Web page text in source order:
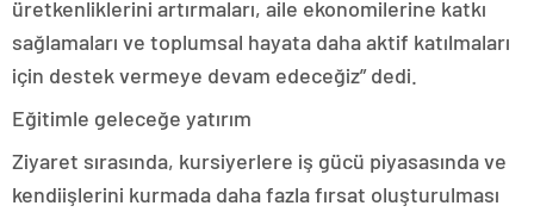
üretkenliklerini artırmaları, aile ekonomilerine katkı
sağlamaları ve toplumsal hayata daha aktif katılmaları
için destek vermeye devam edeceğiz” dedi.
Eğitimle geleceğe yatırım
Ziyaret sırasında, kursiyerlere iş gücü piyasasında ve
kendiişlerini kurmada daha fazla fırsat oluşturulması